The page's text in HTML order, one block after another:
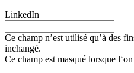
LinkedIn
Ce champ n’est utilisé qu’à des
inchangé.
Ce champ est masqué lorsque